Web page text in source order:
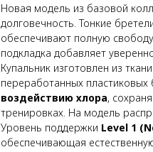
Новая модель из базовой
долговечность. Тонкие
обеспечивают полную
подкладка добавляет
Купальник изготовлен из ткани
переработанных
воздействию хлора,
тренировках. На модель
Уровень поддержки Level 1
обеспечивающая